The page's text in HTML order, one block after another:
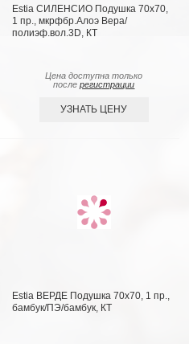
Estia СИЛЕНСИО Подушка 70х70,
1 пр., мкрфбр.Алоэ Вера/
полиэф.вол.3D, КТ
Цена доступна только
послерегистрации
УЗНАТЬ ЦЕНУ
Estia ВЕРДЕ Подушка 70х70, 1 пр.,
бамбук/ПЭ/бамбук, КТ